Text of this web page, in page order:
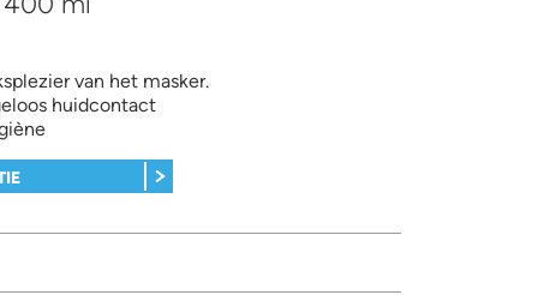
van het masker.
huidcontact